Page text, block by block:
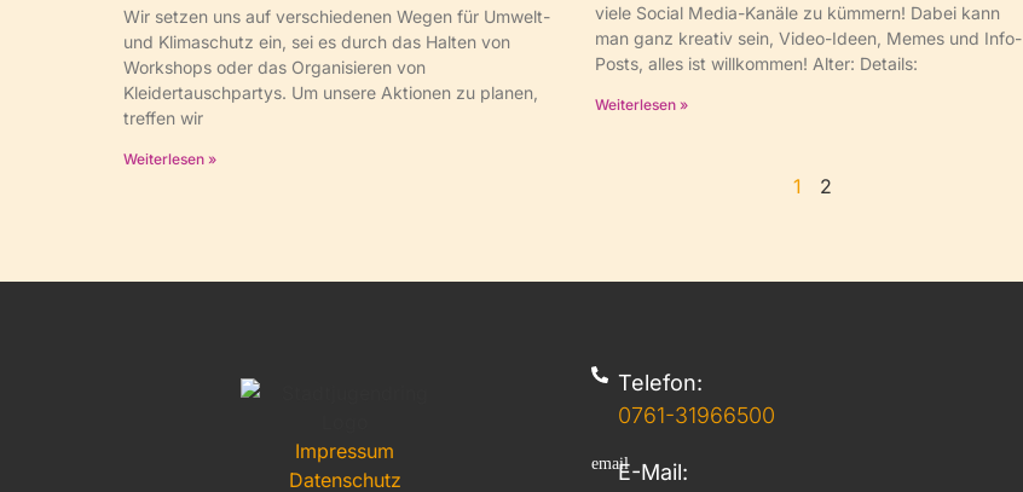
Wir setzen uns auf verschiedenen Wegen für Umwelt-
und Klimaschutz ein, sei es durch das Halten von
Workshops oder das Organisieren von
Kleidertauschpartys. Um unsere Aktionen zu planen,
treffen wir
Weiterlesen »
viele Social Media-Kanäle zu kümmern! Dabei kann
man ganz kreativ sein, Video-Ideen, Memes und Info-
Posts, alles ist willkommen! Alter: Details:
Weiterlesen »
1 2
Impressum
Datenschutz
Telefon:
0761-31966500
E-Mail: